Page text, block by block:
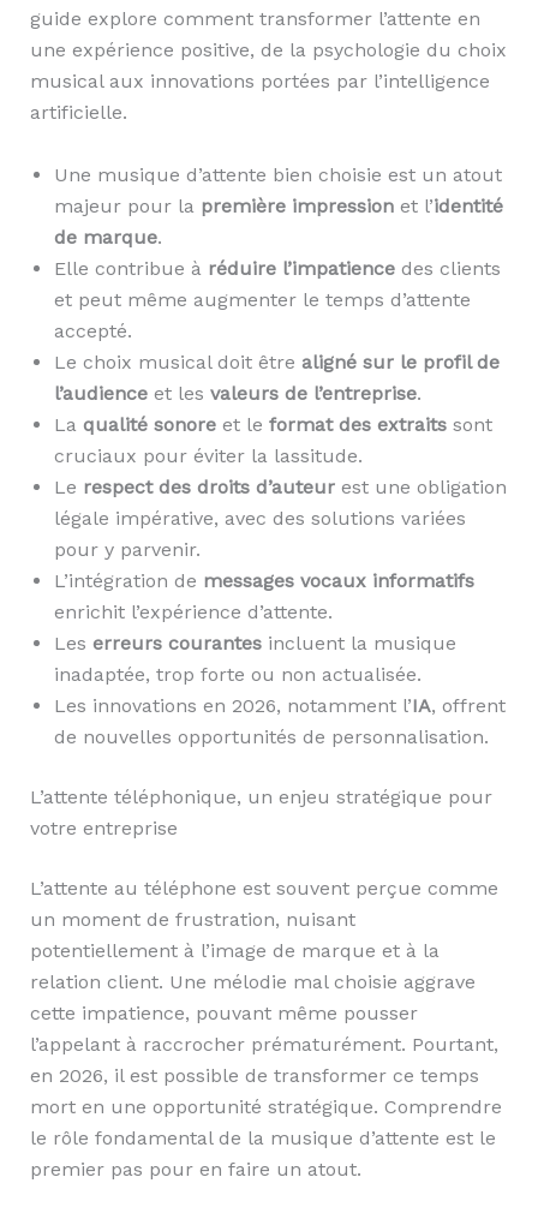
guide explore comment transformer l’attente en
une expérience positive, de la psychologie du choix
musical aux innovations portées par l’intelligence
artificielle.
Une musique d’attente bien choisie est un atout
majeur pour la première impressionet l’identité
de marque.
Elle contribue à réduire l’impatiencedes clients
et peut même augmenter le temps d’attente
accepté.
Le choix musical doit être aligné sur le profil de
l’audienceet les valeurs de l’entreprise.
La qualité sonoreet le format des extraitssont
cruciaux pour éviter la lassitude.
Le respect des droits d’auteurest une obligation
légale impérative, avec des solutions variées
pour y parvenir.
L’intégration de messages vocaux informatifs
enrichit l’expérience d’attente.
Les erreurs courantesincluent la musique
inadaptée, trop forte ou non actualisée.
Les innovations en 2026, notamment l’IA, offrent
de nouvelles opportunités de personnalisation.
L’attente téléphonique, un enjeu stratégique pour
votre entreprise
L’attente au téléphone est souvent perçue comme
un moment de frustration, nuisant
potentiellement à l’image de marque et à la
relation client. Une mélodie mal choisie aggrave
cette impatience, pouvant même pousser
l’appelant à raccrocher prématurément. Pourtant,
en 2026, il est possible de transformer ce temps
mort en une opportunité stratégique. Comprendre
le rôle fondamental de la musique d’attente est le
premier pas pour en faire un atout.